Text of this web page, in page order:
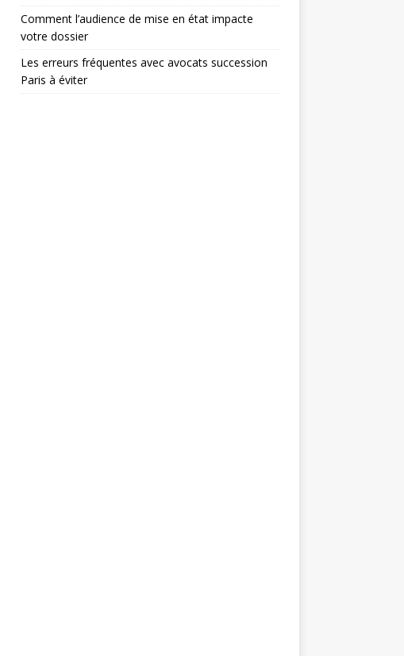
Comment l’audience de mise en état impacte
votre dossier
Les erreurs fréquentes avec avocats succession
Paris à éviter